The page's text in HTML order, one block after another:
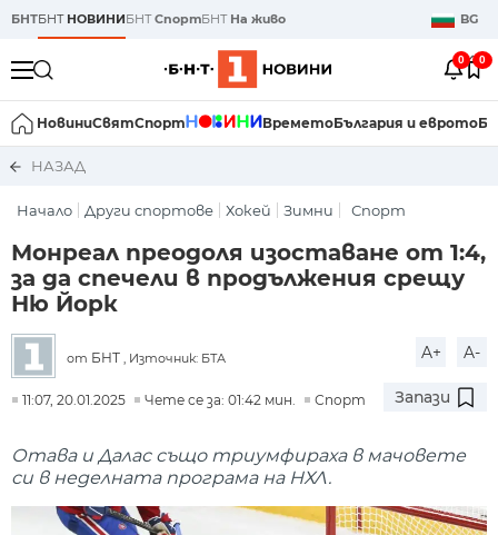
БНТБНТ НОВИНИБНТСпортБНТ На живо BG
0 0
НовиниСвятСпорт ВреметоБългария и еврото
НАЗАД
Начало Други спортове Хокей Зимни Спорт
Монреал преодоля изоставане от 1:4,
за да спечели в продължения срещу
Ню Йорк
от БНТ , Източник: БТА A+ A-
11:07, 20.01.2025 Чете се за: 01:42 мин. Спорт Запази
Отава и Далас също триумфираха в мачовете
си в неделната програма на НХЛ.